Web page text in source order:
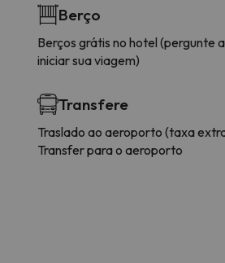
Berço
Berços grátis no hotel (pergunte
iniciar sua viagem)
Transfere
Traslado ao aeroporto (taxa
Transfer para o aeroporto